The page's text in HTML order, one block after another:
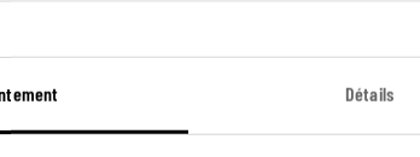
Détails
plus loin